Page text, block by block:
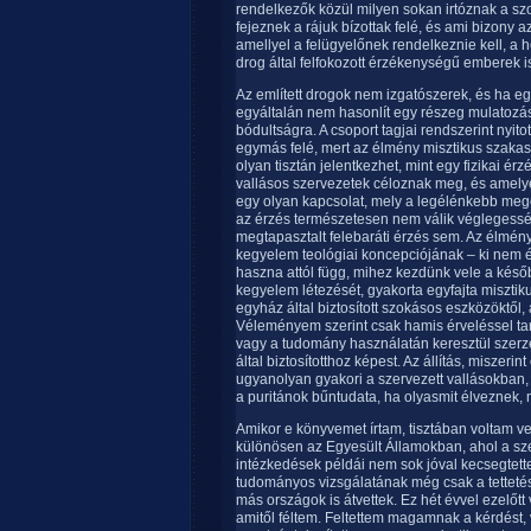
rendelkezők közül milyen sokan irtóznak a
fejeznek a rájuk bízottak felé, és ami bizony
amellyel a felügyelőnek rendelkeznie kell, a
drog által felfokozott érzékenységű emberek
Az említett drogok nem izgatószerek, és ha
egyáltalán nem hasonlít egy részeg
bódultságra. A csoport tagjai rendszerint
egymás felé, mert az élmény misztikus
olyan tisztán jelentkezhet, mint egy fizikai
vallásos szervezetek céloznak meg, és
egy olyan kapcsolat, mely a legélénkebb
az érzés természetesen nem válik
megtapasztalt felebaráti érzés sem. Az
kegyelem teológiai koncepciójának – ki nem
haszna attól függ, mihez kezdünk vele a
kegyelem létezését, gyakorta egyfajta
egyház által biztosított szokásos
Véleményem szerint csak hamis érveléssel
vagy a tudomány használatán keresztül
által biztosítotthoz képest. Az állítás,
ugyanolyan gyakori a szervezett
a puritánok bűntudata, ha olyasmit élveznek,
Amikor e könyvemet írtam, tisztában voltam
különösen az Egyesült Államokban, ahol a
intézkedések példái nem sok jóval
tudományos vizsgálatának még csak a
más országok is átvettek. Ez hét évvel
amitől féltem. Feltettem magamnak a